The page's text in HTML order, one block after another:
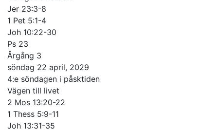
Jer 23:3-8
1 Pet 5:1-4
Joh 10:22-30
Ps 23
Årgång 3
söndag 22 april, 2029
4:e söndagen i påsktiden
Vägen till livet
2 Mos 13:20-22
1 Thess 5:9-11
Joh 13:31-35